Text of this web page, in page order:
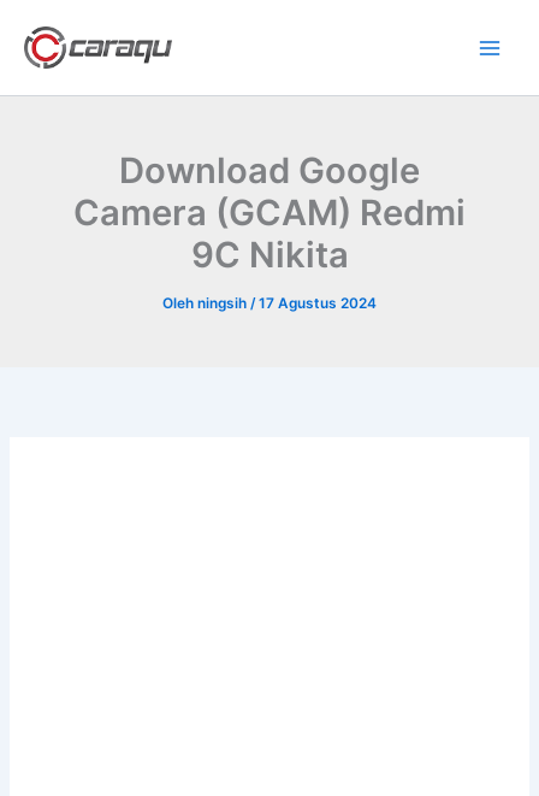
konten
Download Google
Camera (GCAM) Redmi
9C Nikita
Oleh ningsih /17 Agustus 2024